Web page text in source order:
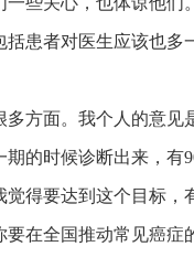
括患者对医生应该也
多方面。我个人的意
的时候诊断出来，
得要达到这个目标
在全国推动常见癌